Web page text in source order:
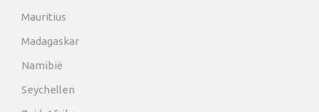
Mauritius
Madagaskar
Namibië
Seychellen